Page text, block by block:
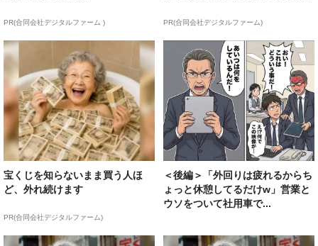
PR(合同会社デジタルファーム ) PR(合同会社デジタルファーム)
宝くじを知らないまま買う人ほ
ど、外れ続けます
PR(合同会社デジタルファーム)
＜後編＞「外回りは疲れるからち
ょっと休憩してるだけw」営業と
ウソをついて社用車で...